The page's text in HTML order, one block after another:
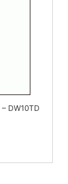
DW10TD